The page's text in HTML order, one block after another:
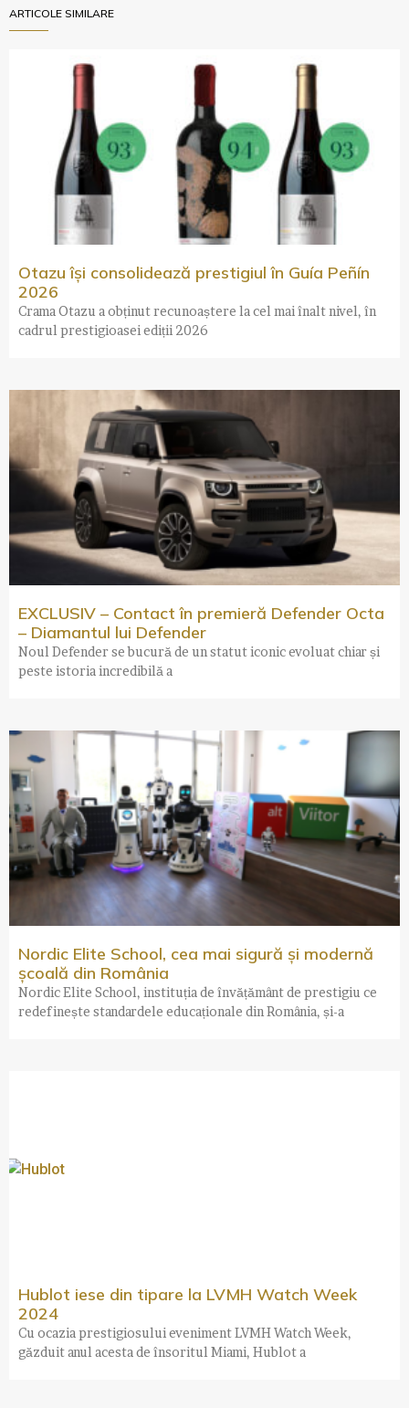
ARTICOLE SIMILARE
Otazu își consolidează prestigiul în Guía Peñín
2026
Crama Otazu a obținut recunoaștere la cel mai înalt nivel, în
cadrul prestigioasei ediții 2026
EXCLUSIV – Contact în premieră Defender Octa
– Diamantul lui Defender
Noul Defender se bucură de un statut iconic evoluat chiar și
peste istoria incredibilă a
Nordic Elite School, cea mai sigură și modernă
școală din România
Nordic Elite School, instituția de învățământ de prestigiu ce
redefinește standardele educaționale din România, și-a
Hublot iese din tipare la LVMH Watch Week
2024
Cu ocazia prestigiosului eveniment LVMH Watch Week,
găzduit anul acesta de însoritul Miami, Hublot a